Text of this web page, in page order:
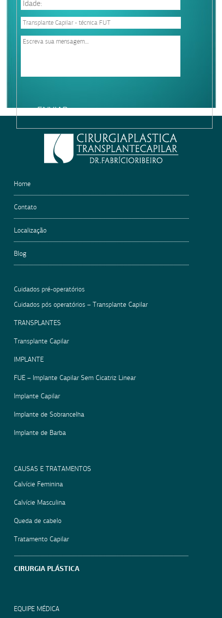
leave
Home
Contato
Localização
Blog
Cuidados pré-operatórios
Cuidados pós operatórios – Transplante Capilar
TRANSPLANTES
Transplante Capilar
IMPLANTE
FUE – Implante Capilar Sem Cicatriz Linear
Implante Capilar
Implante de Sobrancelha
Implante de Barba
CAUSAS E TRATAMENTOS
Calvície Feminina
Calvície Masculina
Queda de cabelo
Tratamento Capilar
CIRURGIA PLÁSTICA
EQUIPE MÉDICA